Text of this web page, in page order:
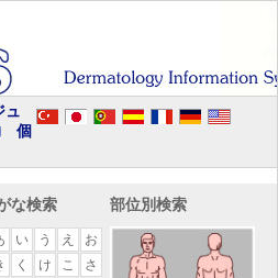
ュ
個
な検索
い う え
お
く け こ
さ
部位別検索